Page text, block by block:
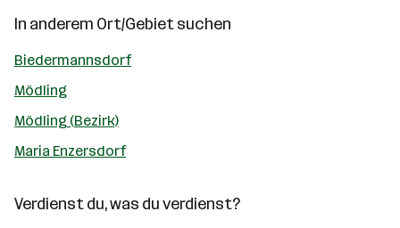
In anderem Ort/Gebiet suchen
Biedermannsdorf
Mödling
Mödling (Bezirk)
Maria Enzersdorf
Verdienst du, was du verdienst?